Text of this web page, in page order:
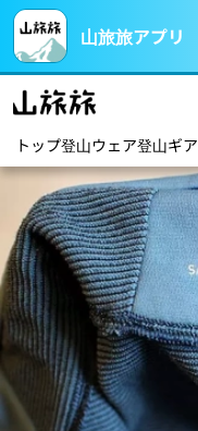
山旅旅アプリ
トップ登山ウェア登山ギア